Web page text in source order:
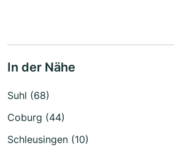
In der Nähe
Suhl (68)
Coburg (44)
Schleusingen (10)